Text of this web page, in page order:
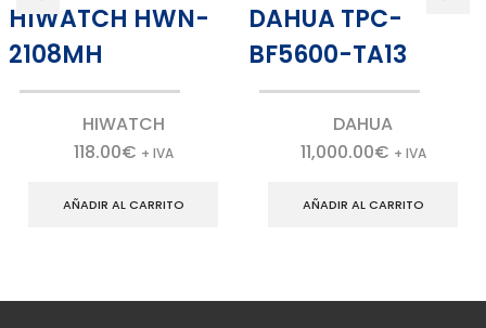
HIWATCH HWN-
2108MH
HIWATCH
118.00€ + IVA
AÑADIR AL CARRITO
DAHUA TPC-
BF5600-TA13
DAHUA
11,000.00€ + IVA
AÑADIR AL CARRITO